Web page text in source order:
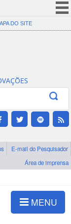
(COVID-19)
Canais
DO SITE
E-mail do Pesquisador
Área de imprensa
MENU